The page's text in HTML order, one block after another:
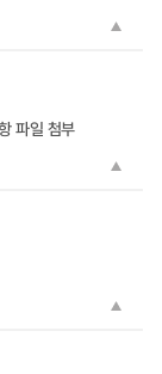
파일 첨부